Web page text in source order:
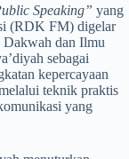
Speaking” yang
(RDK FM) digelar
Dakwah dan Ilmu
sebagai
kepercayaan
teknik praktis
yang